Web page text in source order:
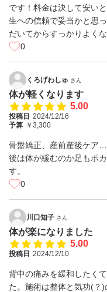
です！料金は決して安い
生への信頼で妥当かと思
だいてからすっかりよくな
0
くろげわしゅ さん
体が軽くなります
5.00
投稿日 2024/12/16
予算 ￥3,300
骨盤矯正、産前産後ケア
後は体が緩むのか足もポ
す。
0
川口知子 さん
体が楽になりました
5.00
投稿日 2024/12/10
背中の痛みを緩和したく
た。施術は整体と気功(？